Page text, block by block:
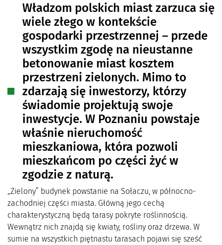
Władzom polskich miast zarzuca się
wiele złego w kontekście
gospodarki przestrzennej – przede
wszystkim zgodę na nieustanne
betonowanie miast kosztem
przestrzeni zielonych. Mimo to
zdarzają się inwestorzy, którzy
świadomie projektują swoje
inwestycje. W Poznaniu powstaje
właśnie nieruchomość
mieszkaniowa, która pozwoli
mieszkańcom po części żyć w
zgodzie z naturą.
„Zielony” budynek powstanie na Sołaczu, w północno-
zachodniej części miasta. Główną jego cechą
charakterystyczną będą tarasy pokryte roślinnością.
Wewnątrz nich znajdą się kwiaty, rośliny oraz drzewa. W
sumie na wszystkich piętnastu tarasach pojawi się sześć